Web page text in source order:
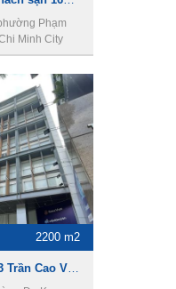
Phạm
Minh City
2200 m2